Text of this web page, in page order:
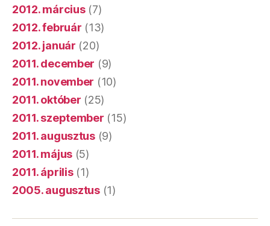
2012. március(7)
2012. február (13)
2012. január (20)
2011. december (9)
2011. november (10)
2011. október (25)
2011. szeptember (15)
2011. augusztus(9)
2011. május (5)
2011. április(1)
2005. augusztus(1)